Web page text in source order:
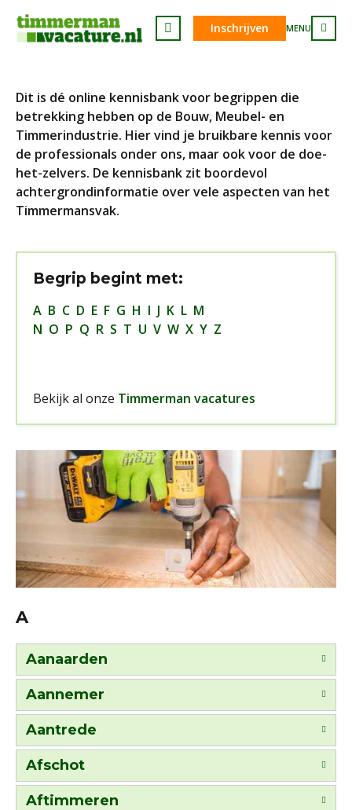
Inschrijven MENU
Dit is dé online kennisbank voor begrippen die
betrekking hebben op de Bouw, Meubel- en
Timmerindustrie. Hier vind je bruikbare kennis voor
de professionals onder ons, maar ook voor de doe-
het-zelvers. De kennisbank zit boordevol
achtergrondinformatie over vele aspecten van het
Timmermansvak.
A
Aanaarden
Aannemer
Aantrede
Afschot
Aftimmeren
Begrip begint met:
A B C D E F G H I J K L M
N O P Q R S T U V W X Y Z
Bekijk al onze Timmerman vacatures